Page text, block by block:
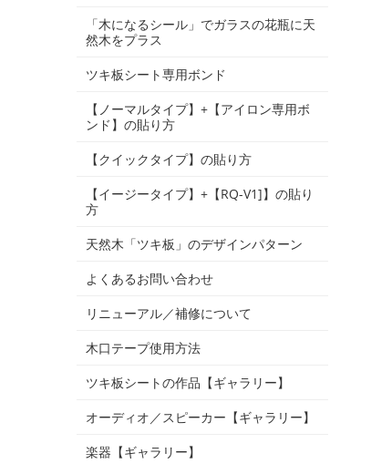
「木になるシール」でガラスの花瓶に天
然木をプラス
ツキ板シート専用ボンド
【ノーマルタイプ】+【アイロン専用ボ
ンド】の貼り方
【クイックタイプ】の貼り方
【イージータイプ】+【RQ-V1]】の貼り
方
天然木「ツキ板」のデザインパターン
よくあるお問い合わせ
リニューアル／補修について
木口テープ使用方法
ツキ板シートの作品【ギャラリー】
オーディオ／スピーカー【ギャラリー】
楽器【ギャラリー】